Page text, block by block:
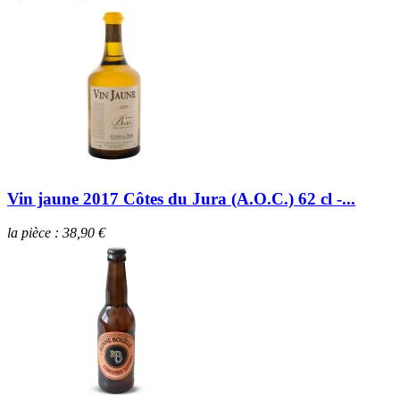
Vin jaune 2017 Côtes du Jura (A.O.C.) 62 cl -...
la pièce : 38,90 €